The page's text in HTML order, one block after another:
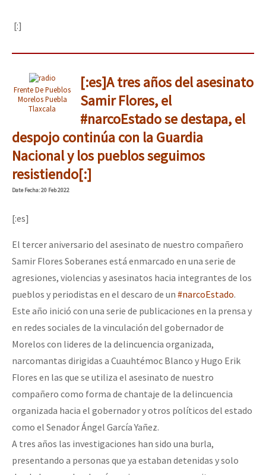
[:]
Frente De Pueblos
Morelos Puebla
Tlaxcala
[:es]A tres años del asesinato
Samir Flores, el
#narcoEstado se destapa, el
despojo continúa con la Guardia
Nacional y los pueblos seguimos
resistiendo[:]
DateFecha: 20 Feb 2022
[:es]
El tercer aniversario del asesinato de nuestro compañero
Samir Flores Soberanes está enmarcado en una serie de
agresiones, violencias y asesinatos hacia integrantes de los
pueblos y periodistas en el descaro de un #narcoEstado.
Este año inició con una serie de publicaciones en la prensa y
en redes sociales de la vinculación del gobernador de
Morelos con lideres de la delincuencia organizada,
narcomantas dirigidas a Cuauhtémoc Blanco y Hugo Erik
Flores en las que se utiliza el asesinato de nuestro
compañero como forma de chantaje de la delincuencia
organizada hacia el gobernador y otros políticos del estado
como el Senador Ángel García Yañez.
A tres años las investigaciones han sido una burla,
presentando a personas que ya estaban detenidas y solo